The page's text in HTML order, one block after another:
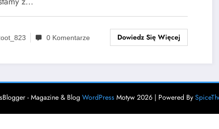
0 Komentarze Dowiedz Się Więcej
- Magazine & Blog WordPress Motyw 2026 | Powered By